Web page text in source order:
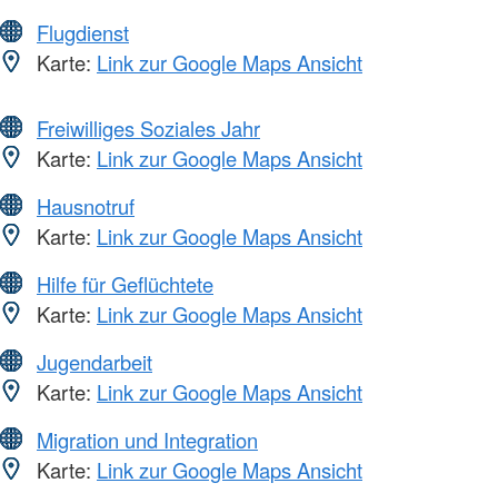
Flugdienst
Karte: Link zur Google Maps Ansicht
Freiwilliges Soziales Jahr
Karte: Link zur Google Maps Ansicht
Hausnotruf
Karte: Link zur Google Maps Ansicht
Hilfe für Geflüchtete
Karte: Link zur Google Maps Ansicht
Jugendarbeit
Karte: Link zur Google Maps Ansicht
Migration und Integration
Karte: Link zur Google Maps Ansicht